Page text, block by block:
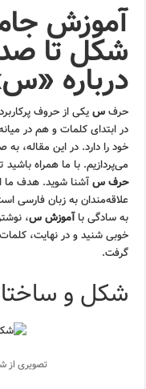
آموزش
شکل تا
درباره
حرفسیکی از حروف
در ابتدای کلمات و هم در
خود را دارد. در این مقاله،
می‌پردازیم. با ما همراه
حرف سآشنا شوید. هدف ما
علاقه‌مندان به زبان فارسی
به سادگی باآموزش س،
خوبی شنید و در نهایت،
گرفت.
شکل و
تصویری از